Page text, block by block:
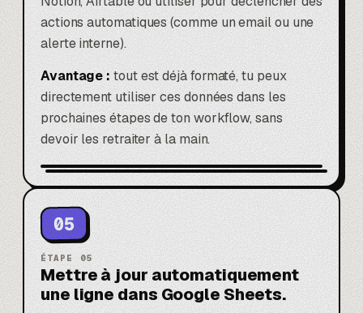
actions automatiques (comme un email ou une
alerte interne).
Avantage :tout est déjà formaté, tu peux
directement utiliser ces données dans les
prochaines étapes de ton workflow, sans
devoir les retraiter à la main.
05
ÉTAPE 05
Mettre à jour automatiquement
une ligne dans Google Sheets.